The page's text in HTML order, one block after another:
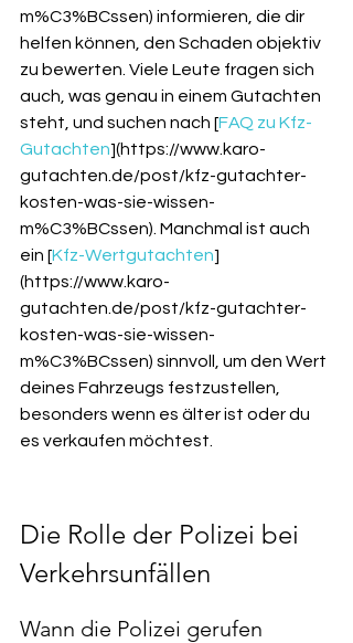
m%C3%BCssen) informieren, die dir
helfen können, den Schaden objektiv
zu bewerten. Viele Leute fragen sich
auch, was genau in einem Gutachten
steht, und suchen nach [FAQ zu Kfz-
Gutachten](https://www.karo-
gutachten.de/post/kfz-gutachter-
kosten-was-sie-wissen-
m%C3%BCssen). Manchmal ist auch
ein [Kfz-Wertgutachten]
(https://www.karo-
gutachten.de/post/kfz-gutachter-
kosten-was-sie-wissen-
m%C3%BCssen) sinnvoll, um den Wert
deines Fahrzeugs festzustellen,
besonders wenn es älter ist oder du
es verkaufen möchtest.
Die Rolle der Polizei bei
Verkehrsunfällen
Wann die Polizei gerufen